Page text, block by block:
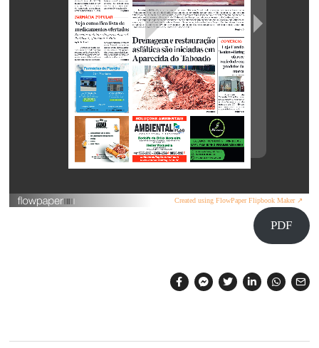
Created using FlowPaper Flipbook Maker ↗
PDF